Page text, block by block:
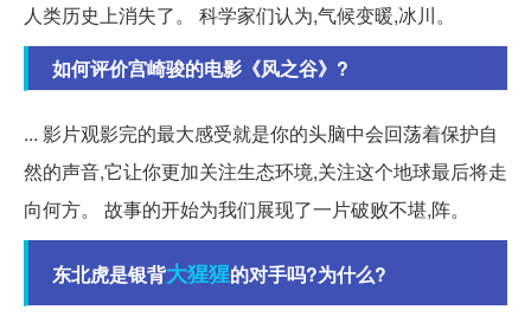
人类历史上消失了。 科学家们认为,气候变暖,冰川。
如何评价宫崎骏的电影《风之谷》?
... 影片观影完的最大感受就是你的头脑中会回荡着保护自
然的声音,它让你更加关注生态环境,关注这个地球最后将走
向何方。 故事的开始为我们展现了一片破败不堪,阵。
东北虎是银背大猩猩的对手吗?为什么?